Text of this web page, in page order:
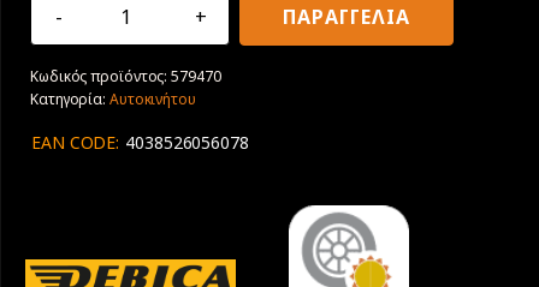
225/40R18
Debica
Presto
ποσότητα
ΠΑΡΑΓΓΕΛΙΑ
Κωδικός προϊόντος:579470
Κατηγορία: Αυτοκινήτου
EAN CODE: 4038526056078